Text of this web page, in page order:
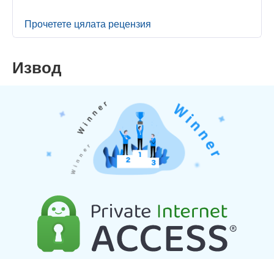
Прочетете цялата рецензия
Извод